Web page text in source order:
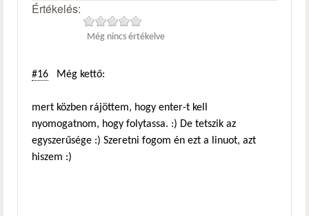
Értékelés:
Még nincs értékelve
#16 Még kettő:
mert közben rájöttem, hogy enter-t kell
nyomogatnom, hogy folytassa. :) De tetszik az
egyszerűsége :) Szeretni fogom én ezt a linuot, azt
hiszem :)